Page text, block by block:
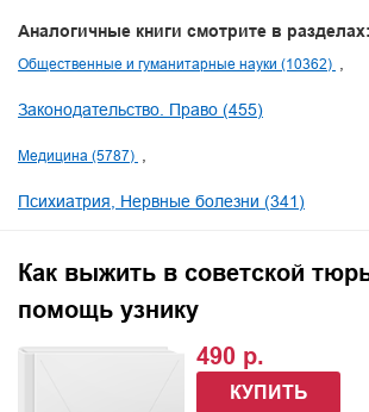
Аналогичные книги смотрите в разделах:
Общественные и гуманитарные науки (10362)
Законодательство. Право (455)
Медицина (5787)
Психиатрия, Нервные болезни (341)
Как выжить в советской
помощь узнику
490 р.
КУПИТЬ